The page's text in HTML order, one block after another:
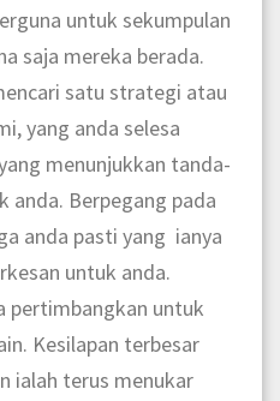
untuk sekumpulan
saja mereka berada.
satu strategi atau
yang anda selesa
menunjukkan tanda-
anda. Berpegang pada
anda pasti yang ianya
untuk anda.
pertimbangkan untuk
Kesilapan terbesar
ialah terus menukar